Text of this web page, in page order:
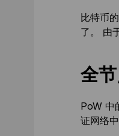
比特币
了。 由
全
PoW 中
证网络